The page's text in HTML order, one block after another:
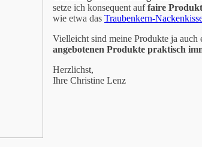
setze ich konsequent auffaire
wie etwa das Traubenkern-
Vielleicht sind meine Produkte ja auch
angebotenen Produkte praktisch
Herzlichst,
Ihre Christine Lenz